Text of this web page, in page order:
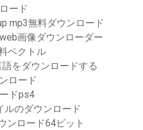
ード
mp3無料ダウンロード
画像ダウンローダー
ベクトル
をダウンロードする
ロード
ドps4
ルのダウンロード
ンロード64ビット